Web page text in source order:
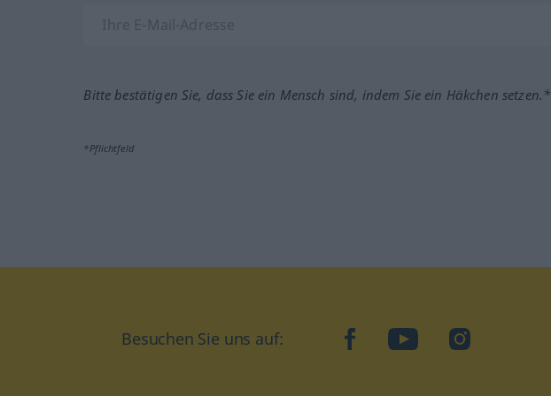
Bitte bestätigen Sie, dass Sie ein Mensch sind, indem Sie ein Häkchen setzen.*
*Pflichtfeld
Besuchen Sie uns auf: facebookYouTubeInstagram